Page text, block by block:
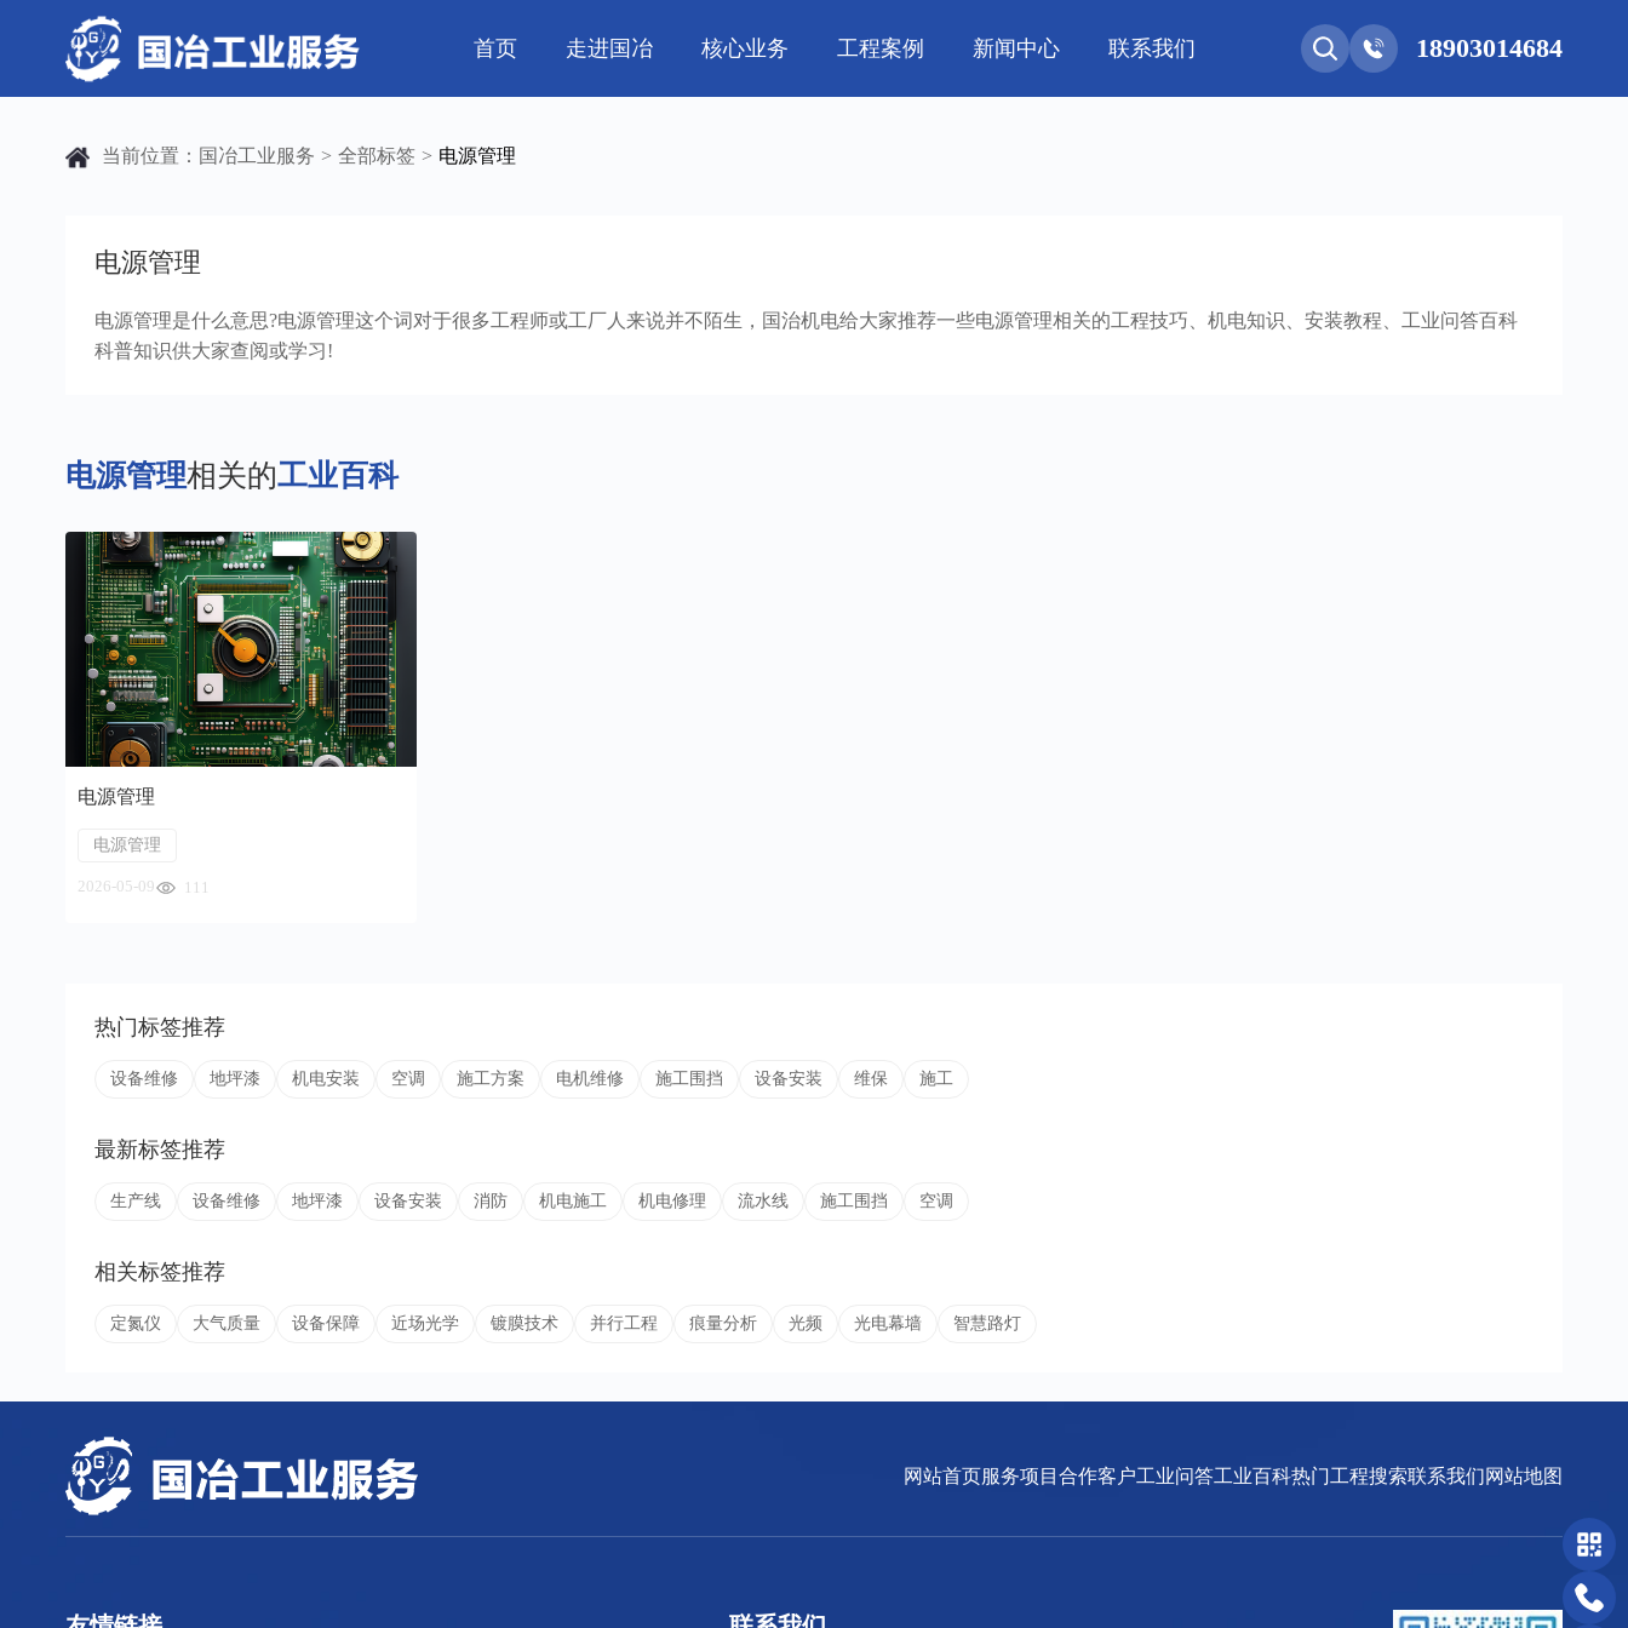
首页 走进国冶
公司简介 发展历程
核心业务
电气工程 钢结构工程
工程案例
芯片 • 半导体 人工智能 • 机器人
新闻中心
公司动态 行业资讯
联系我们 18903014684
机电
当前位置： 国冶工业服务 > 全部标签 > 电源管理
电源管理
电源管理是什么意思?电源管理这个词对于很多工程师或工厂人来说并不陌生，国治机电给大家推荐一些电源管理相关的工程技巧、机电知识、安装教程、工业问答百科
科普知识供大家查阅或学习!
电源管理相关的工业百科
电源管理
电源管理
2026-05-09 111
热门标签推荐
设备维修 地坪漆 机电安装 空调 施工方案 电机维修 施工围挡 设备安装 维保 施工
最新标签推荐
生产线 设备维修 地坪漆 设备安装 消防 机电施工 机电修理 流水线 施工围挡 空调
相关标签推荐
定氮仪 大气质量 设备保障 近场光学 镀膜技术 并行工程 痕量分析 光频 光电幕墙 智慧路灯
网站首页服务项目合作客户工业问答工业百科热门工程搜索联系我们网站地图